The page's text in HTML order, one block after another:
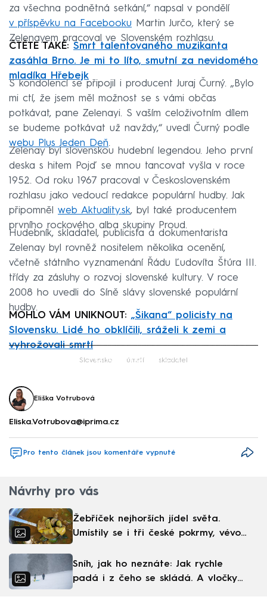
za všechna podnětná setkání,“ napsal v pondělí
v příspěvku na Facebooku Martin Jurčo, který se
Zelenayem pracoval ve Slovenském rozhlasu.
ČTĚTE TAKÉ: Smrt talentovaného muzikanta
zasáhla Brno. Je mi to líto, smutní za nevidomého
mladíka Hřebejk
S kondolencí se připojil i producent Juraj Čurný. „Bylo
mi ctí, že jsem měl možnost se s vámi občas
potkávat, pane Zelenayi. S vaším celoživotním dílem
se budeme potkávat už navždy,“ uvedl Čurný podle
webu Plus Jeden Deň.
Zelenay byl slovenskou hudební legendou. Jeho první
deska s hitem Pojď se mnou tancovat vyšla v roce
1952. Od roku 1967 pracoval v Československém
rozhlasu jako vedoucí redakce populární hudby. Jak
připomněl web Aktuality.sk, byl také producentem
prvního rockového alba skupiny Proud.
Hudebník, skladatel, publicista a dokumentarista
Zelenay byl rovněž nositelem několika ocenění,
včetně státního vyznamenání Řádu Ľudovíta Štúra III.
třídy za zásluhy o rozvoj slovenské kultury. V roce
2008 ho uvedli do Síně slávy slovenské populární
hudby.
MOHLO VÁM UNIKNOUT: „Šikana“ policisty na
Slovensku. Lidé ho obklíčili, sráželi k zemi a
vyhrožovali smrtí
Failed to fetch
Slovensko úmrtí skladatel
Eliška Votrubová
Eliska.Votrubova@iprima.cz
Pro tento článek jsou komentáře vypnuté
Návrhy pro vás
Žebříček nejhorších jídel světa.
Umístily se i tři české pokrmy, vévodí
Sníh, jak ho neznáte: Jak rychle
padá i z čeho se skládá. A vločky